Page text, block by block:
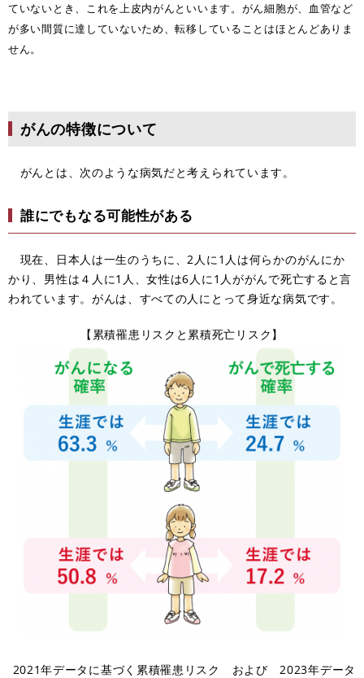
ていないとき、これを上皮内がんといいます。がん細胞が、血管など
が多い間質に達していないため、転移していることはほとんどありま
せん。
がんの特徴について
がんとは、次のような病気だと考えられています。
誰にでもなる可能性がある
現在、日本人は一生のうちに、2人に1人は何らかのがんにか
かり、男性は４人に1人、女性は6人に1人ががんで死亡すると言
われています。がんは、すべての人にとって身近な病気です。
【累積罹患リスクと累積死亡リスク】
2021年データに基づく累積罹患リスク および 2023年データ